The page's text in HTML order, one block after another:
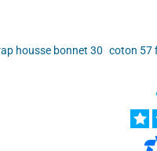
MAGALI N.
housse bonnet 30 coton 57